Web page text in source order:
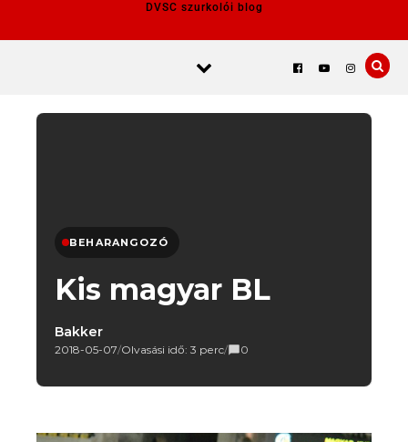
DVSC szurkolói blog
BEHARANGOZÓ
Kis magyar BL
Bakker
2018-05-07/Olvasási idő: 3 perc/ 0